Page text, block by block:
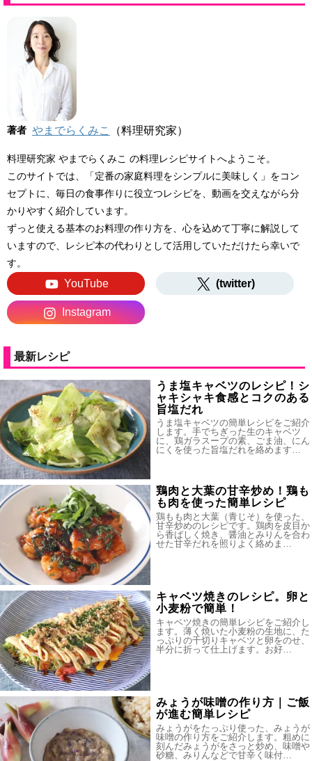
著者 やまでらくみこ （料理研究家）
料理研究家 やまでらくみこ の料理レシピサイトへようこそ。
このサイトでは、「定番の家庭料理をシンプルに美味しく」をコン
セプトに、毎日の食事作りに役立つレシピを、動画を交えながら分
かりやすく紹介しています。
ずっと使える基本のお料理の作り方を、心を込めて丁寧に解説して
いますので、レシピ本の代わりとして活用していただけたら幸いで
す。
YouTube (twitter)
Instagram
最新レシピ
うま塩キャベツのレシピ！シ
ャキシャキ食感とコクのある
旨塩だれ
うま塩キャベツの簡単レシピをご紹介
します。手でちぎった生のキャベツ
に、鶏ガラスープの素、ごま油、にん
にくを使った旨塩だれを絡めます…
鶏肉と大葉の甘辛炒め！鶏も
も肉を使った簡単レシピ
鶏もも肉と大葉（青じそ）を使った、
甘辛炒めのレシピです。鶏肉を皮目か
ら香ばしく焼き、醤油とみりんを合わ
せた甘辛だれを照りよく絡めま…
キャベツ焼きのレシピ。卵と
小麦粉で簡単！
キャベツ焼きの簡単レシピをご紹介し
ます。薄く焼いた小麦粉の生地に、た
っぷりの千切りキャベツと卵をのせ、
半分に折って仕上げます。お好…
みょうが味噌の作り方｜ご飯
が進む簡単レシピ
みょうがをたっぷり使った、みょうが
味噌の作り方をご紹介します。粗めに
刻んだみょうがをさっと炒め、味噌や
砂糖、みりんなどで甘辛く味付…